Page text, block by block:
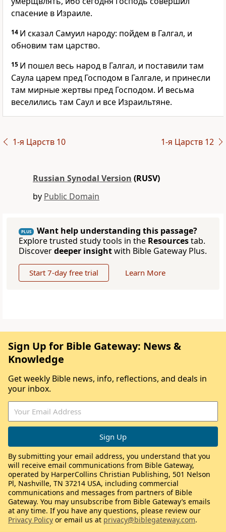
спасение в Израиле.
14 И сказал Самуил народу: пойдем в Галгал, и
обновим там царство.
15 И пошел весь народ в Галгал, и поставили там
Саула царем пред Господом в Галгале, и принесли
там мирные жертвы пред Господом. И весьма
веселились там Саул и все Израильтяне.
1-я Царств 10 1-я Царств 12
Russian Synodal Version (RUSV)
by Public Domain
PLUS
Want help understanding this passage?
Explore trusted study tools in the Resourcestab.
Discoverdeeper insightwith Bible Gateway Plus.
Start 7-day free trial Learn More
Sign Up for Bible Gateway: News &
Knowledge
Get weekly Bible news, info, reflections, and deals in
your inbox.
By submitting your email address, you understand that you
will receive email communications from Bible Gateway,
operated by HarperCollins Christian Publishing, 501 Nelson
Pl, Nashville, TN 37214 USA, including commercial
communications and messages from partners of Bible
Gateway. You may unsubscribe from Bible Gateway’s emails
at any time. If you have any questions, please review our
Privacy Policy or email us at privacy@biblegateway.com.